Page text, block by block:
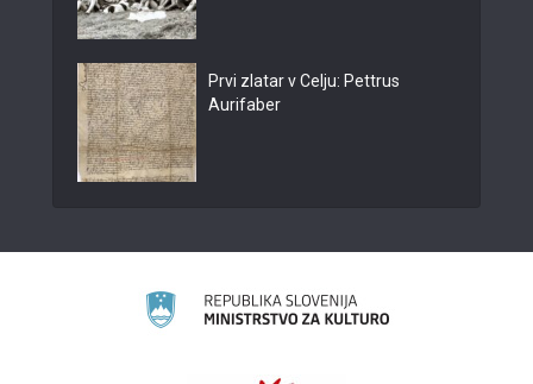
Prvi zlatar v Celju: Pettrus
Aurifaber